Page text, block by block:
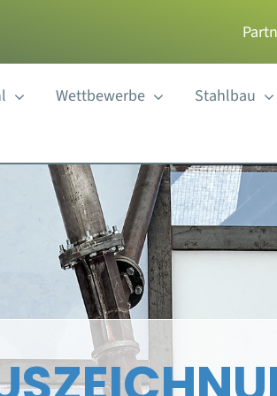
Wettbewerbe Stahlbau